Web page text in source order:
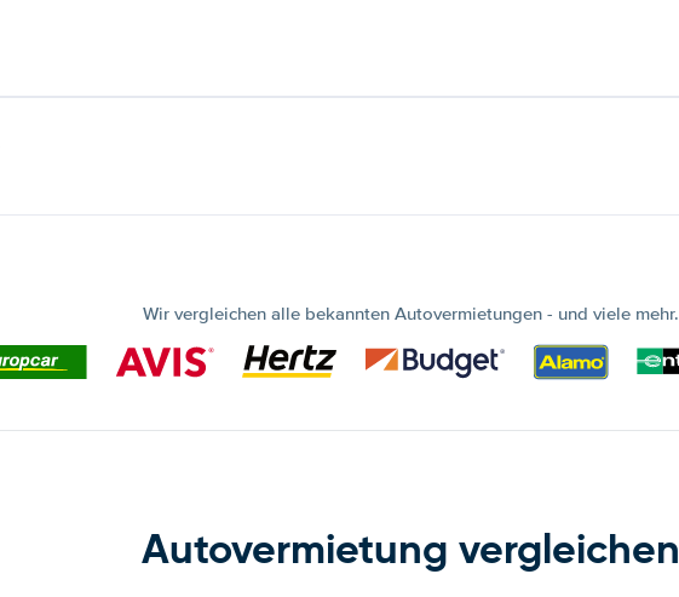
Wir vergleichen alle bekannten Autovermietungen - und viele mehr.
Autovermietung vergleichen